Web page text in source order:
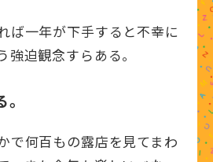
ば一年が下手すると不幸に
強迫観念すらある。
で何百もの露店を見てまわ